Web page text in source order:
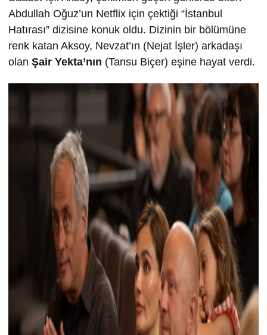
Abdullah Oğuz’un Netflix için çektiği “İstanbul
Hatırası” dizisine konuk oldu. Dizinin bir bölümüne
renk katan Aksoy, Nevzat’ın (Nejat İşler) arkadaşı
olan Şair Yekta’nın (Tansu Biçer) eşine hayat verdi.